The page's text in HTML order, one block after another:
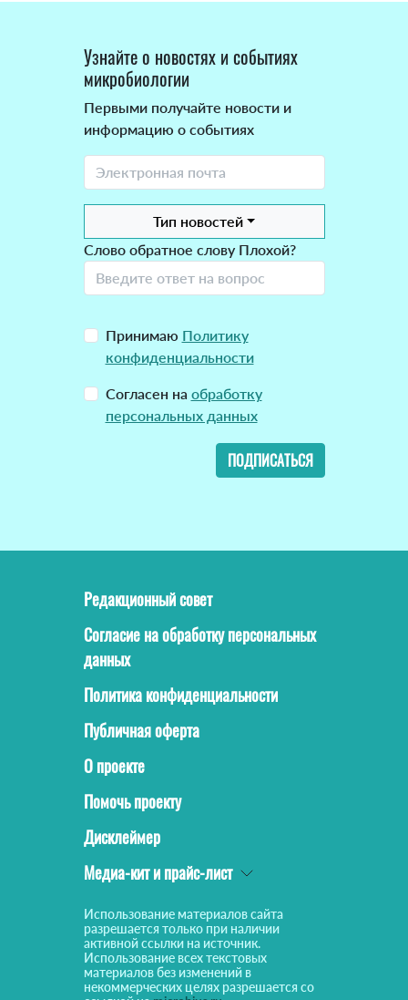
Узнайте о новостях и событиях
микробиологии
Первыми получайте новости и
информацию о событиях
Тип новостей
Слово обратное слову Плохой?
Принимаю Политику
конфиденциальности
Согласен на обработку
персональных данных
ПОДПИСАТЬСЯ
Редакционный совет
Согласие на обработку персональных
данных
Политика конфиденциальности
Публичная оферта
О проекте
Помочь проекту
Дисклеймер
Медиа-кит и прайс-лист
Использование материалов сайта
разрешается только при наличии
активной ссылки на источник.
Использование всех текстовых
материалов без изменений в
некоммерческих целях разрешается со